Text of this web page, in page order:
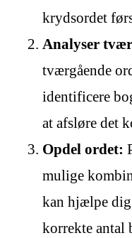
krydsordet
Analyser
tværgående
identificere
at afsløre det
Opdel ordet:
mulige
kan hjælpe
korrekte antal